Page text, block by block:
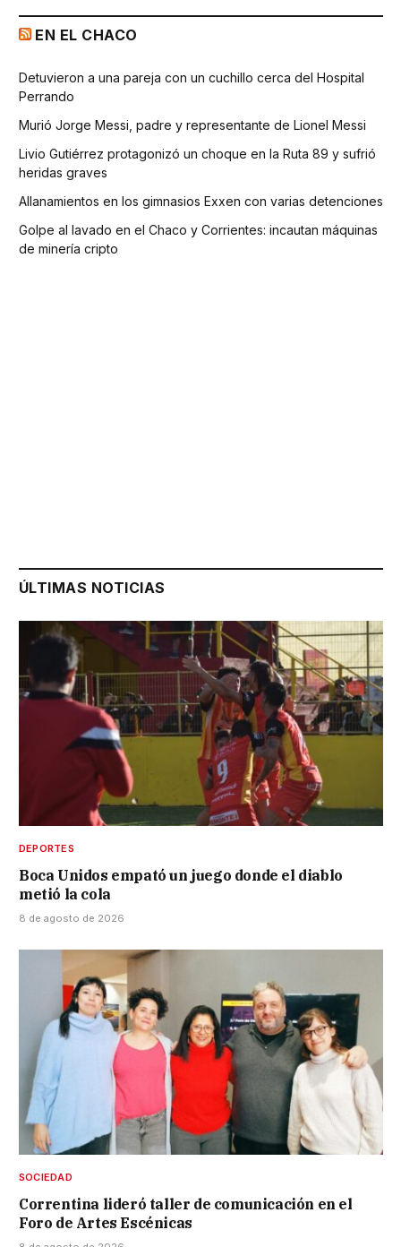
EN EL CHACO
Detuvieron a una pareja con un cuchillo cerca del Hospital
Perrando
Murió Jorge Messi, padre y representante de Lionel Messi
Livio Gutiérrez protagonizó un choque en la Ruta 89 y sufrió
heridas graves
Allanamientos en los gimnasios Exxen con varias detenciones
Golpe al lavado en el Chaco y Corrientes: incautan máquinas
de minería cripto
ÚLTIMAS NOTICIAS
DEPORTES
Boca Unidos empató un juego donde el diablo
metió la cola
8 de agosto de 2026
SOCIEDAD
Correntina lideró taller de comunicación en el
Foro de Artes Escénicas